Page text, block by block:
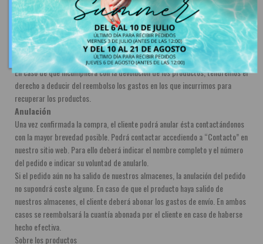
correrán a cargo de la Empresa. En caso que el cliente reciba el producto en
mal estado por causa del transporte, se le sustituirá el mismo en la mayor
brevedad posible, a no ser que dicho producto esté agotado. Para ello es
imprescindible notificar al repartidor en el momento de la entrega que el
paquete tiene indicios de mal estado.
En caso de que incumpliera con la devolución de los productos, tendremos el
derecho a deducir del reembolso los gastos en los que incurrimos para
recuperar los productos.
Anulación
Una vez confirmada la compra, el cliente podrá anular ésta contactándonos
con la mayor brevedad posible. Podrá contactar accediendo a “Contacto” en
nuestro sitio web. Para ello deberá indicar el nombre completo y el número
del pedido e indicar su voluntad de anularlo.
Si el pedido aún no ha salido de nuestros almacenes, la anulación del pedido
no supondrá coste alguno. En caso de que el producto haya salido de
nuestros almacenes, el cliente deberá abonar los gastos de envío. En ambos
casos se reembolsará la cuantía abonada por el cliente en caso de haberse
hecho efectiva.
Sobre los productos